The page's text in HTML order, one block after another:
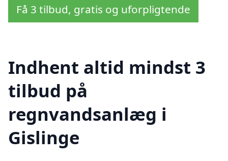
Få 3 tilbud, gratis og uforpligtende
Indhent altid mindst 3
tilbud på
regnvandsanlæg i
Gislinge